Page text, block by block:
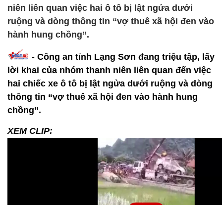
niên liên quan việc hai ô tô bị lật ngửa dưới
ruộng và dòng thông tin “vợ thuê xã hội đen vào
hành hung chồng”.
- Công an tỉnh Lạng Sơn đang triệu tập, lấy
lời khai của nhóm thanh niên liên quan đến việc
hai chiếc xe ô tô bị lật ngửa dưới ruộng và dòng
thông tin “vợ thuê xã hội đen vào hành hung
chồng”.
XEM CLIP: